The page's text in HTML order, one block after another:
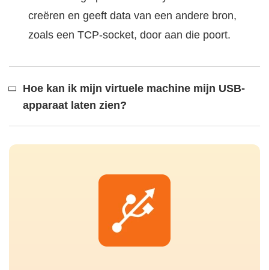
creëren en geeft data van een andere bron,
zoals een TCP-socket, door aan die poort.
Hoe kan ik mijn virtuele machine mijn USB-
apparaat laten zien?